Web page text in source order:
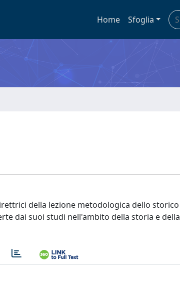
Home Sfoglia
della lezione metodologica dello storico
dai suoi studi nell'ambito della storia e della